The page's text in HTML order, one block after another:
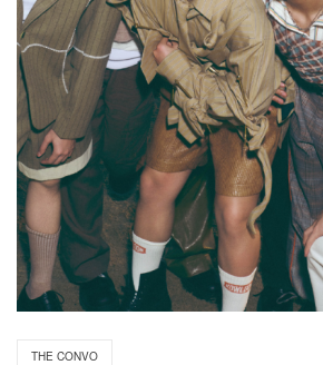
THE CONVO